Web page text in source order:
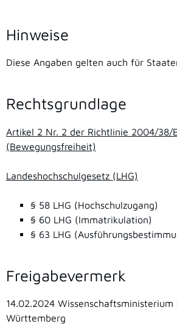
Hinweise
Diese Angaben gelten auch für
Rechtsgrundlage
Artikel 2 Nr. 2 der Richtlinie 2004/38/
(Bewegungsfreiheit)
Landeshochschulgesetz (LHG)
§ 58 LHG (Hochschulzugang)
§ 60 LHG (Immatrikulation)
§ 63 LHG
Freigabevermerk
14.02.2024 Wissenschaftsministerium
Württemberg